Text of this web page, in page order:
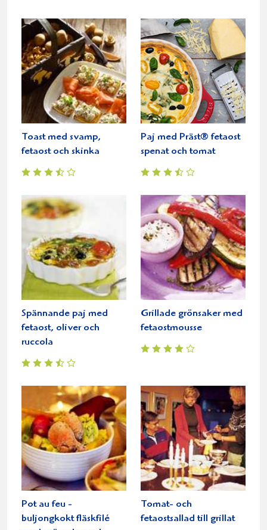
Toast med svamp,
fetaost och skinka
Paj med Präst® fetaost
spenat och tomat
Spännande paj med
fetaost, oliver och
ruccola
Grillade grönsaker med
fetaostmousse
Pot au feu -
buljongkokt fläskfilé
Tomat- och
fetaostsallad till grillat